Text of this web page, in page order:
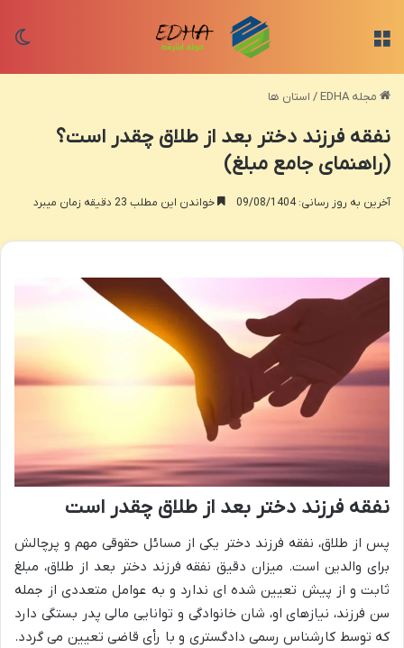
مجله EDHA / استان ها
نفقه فرزند دختر بعد از طلاق چقدر است؟
(راهنمای جامع مبلغ)
آخرین به روز رسانی: 09/08/1404 خواندن این مطلب 23 دقیقه زمان میبرد
نفقه فرزند دختر بعد از طلاق چقدر است
پس از طلاق، نفقه فرزند دختر یکی از مسائل حقوقی مهم و پرچالش
برای والدین است. میزان دقیق نفقه فرزند دختر بعد از طلاق، مبلغ
ثابت و از پیش تعیین شده ای ندارد و به عوامل متعددی از جمله
سن فرزند، نیازهای او، شان خانوادگی و توانایی مالی پدر بستگی دارد
که توسط کارشناس رسمی دادگستری و با رأی قاضی تعیین می گردد.